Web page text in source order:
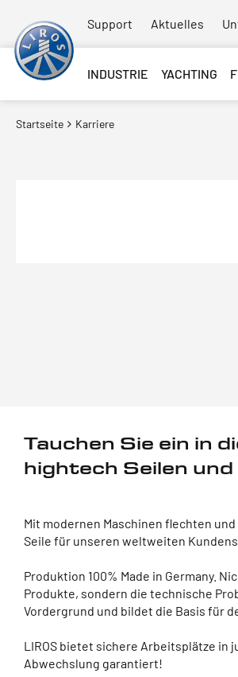
Support Aktuelles
INDUSTRIE YACHTING
Startseite Karriere
Tauchen Sie ein in
hightech Seilen und
Mit modernen Maschinen flechten
Seile für unseren weltweiten
Produktion 100% Made in Germany.
Produkte, sondern die technische
Vordergrund und bildet die Basis für
LIROS bietet sichere Arbeitsplätze in
Abwechslung garantiert!